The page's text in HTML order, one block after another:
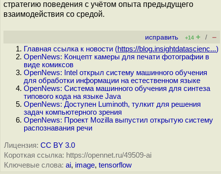
стратегию поведения с учётом опыта предыдущего
взаимодействия со средой.
исправить +14 + / –
Главная ссылка к новости (https://blog.insightdatascienc...)
OpenNews: Концепт камеры для печати фотографии в
виде комиксов
OpenNews: Intel открыл систему машинного обучения
для обработки информации на естественном языке
OpenNews: Система машинного обучения для синтеза
типового кода на языке Java
OpenNews: Доступен Luminoth, тулкит для решения
задач компьютерного зрения
OpenNews: Проект Mozilla выпустил открытую систему
распознавания речи
Лицензия: CC BY 3.0
Короткая ссылка: https://opennet.ru/49509-ai
Ключевые слова: ai, image, tensorflow